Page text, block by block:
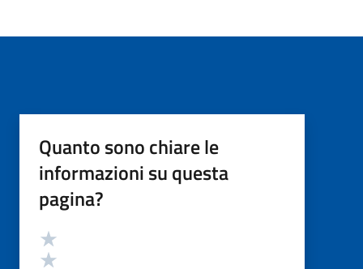
Quanto sono chiare le
informazioni su questa
pagina?
Valutazione